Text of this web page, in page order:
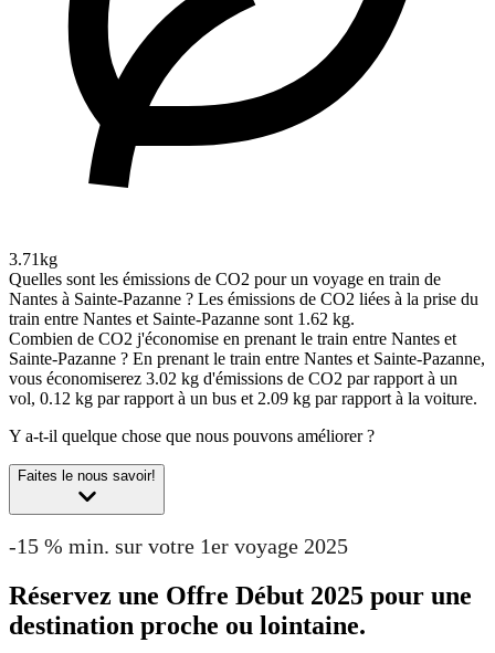
3.71kg
Quelles sont les émissions de CO2 pour un voyage en train de
Nantes à Sainte-Pazanne ? Les émissions de CO2 liées à la prise du
train entre Nantes et Sainte-Pazanne sont 1.62 kg.
Combien de CO2 j'économise en prenant le train entre Nantes et
Sainte-Pazanne ? En prenant le train entre Nantes et Sainte-Pazanne,
vous économiserez 3.02 kg d'émissions de CO2 par rapport à un
vol, 0.12 kg par rapport à un bus et 2.09 kg par rapport à la voiture.
Y a-t-il quelque chose que nous pouvons améliorer ?
Faites le nous savoir!
-15 % min. sur votre 1er voyage 2025
Réservez une Offre Début 2025 pour une
destination proche ou lointaine.